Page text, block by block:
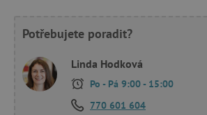
Potřebujete poradit?
Linda Hodková
Po - Pá 9:00 - 15:00
770 601 604